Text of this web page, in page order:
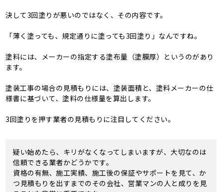
決して3回塗りが悪いのではなく、その内容です。
「薄く塗っても、規定通りに塗っても3回塗り」なんですね。
塗料には、メーカーの指定する塗布量（塗膜厚）というのがあり
ます。
塗装工事の場合の見積もりには、塗装面積と、塗料メーカーの仕
様書に基づいて、塗料の仕様量を算出します。
3回塗りを押す業者の見積もりに注目してください。
疑い始めたら、キリがなくなってしまいますが、大切なのは
信頼できる業者かどうかです。
資格の有無、施工実績、施工後の保証やサポートを見て、か
つ見積もりを出すまでのその会社、営業マンの人と成りを見